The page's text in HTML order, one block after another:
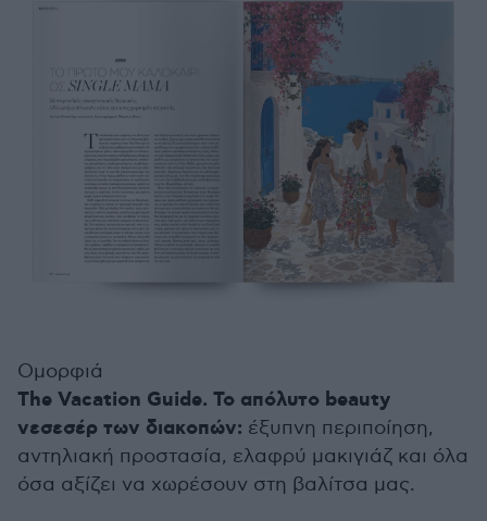
Ομορφιά
The Vacation Guide. Το απόλυτο beauty
νεσεσέρ των διακοπών: έξυπνη περιποίηση,
αντηλιακή προστασία, ελαφρύ μακιγιάζ και όλα
όσα αξίζει να χωρέσουν στη βαλίτσα μας.